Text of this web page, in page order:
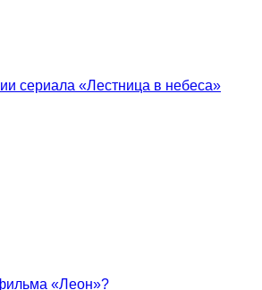
сериала «Лестница в небеса»
«Леон»?